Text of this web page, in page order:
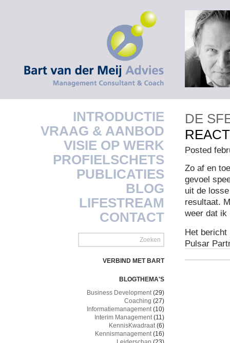
INTRODUCTIE
VRAAG & AANBOD
VISIE OP WERK
PROFIELSCHETS
PUBLICATIES
BLOG
LIFESTREAM
CONTACT
VERBIND MET BART
BLOGTHEMA'S
Business Development(29)
Coaching (27)
Informatiemanagement(10)
Interim Management(11)
KennisKwadraat(6)
Kennismanagement(16)
DE
Posted
Zo af en
gevoel
uit de
resultaat.
weer dat
Het bericht
Pulsar